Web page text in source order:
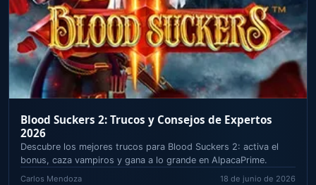
Blood Suckers 2: Trucos y Consejos de Expertos
2026
Descubre los mejores trucos para Blood Suckers 2: activa el
bonus, caza vampiros y gana a lo grande en AlpacaPrime.
Carlos Mendoza 18 de junio de 2026